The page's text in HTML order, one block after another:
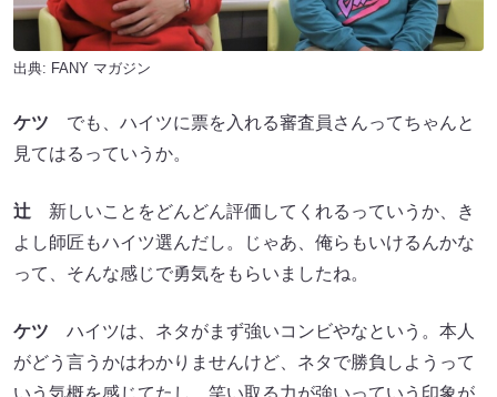
出典: FANY マガジン
ケツ でも、ハイツに票を入れる審査員さんってちゃんと
見てはるっていうか。
辻 新しいことをどんどん評価してくれるっていうか、き
よし師匠もハイツ選んだし。じゃあ、俺らもいけるんかな
って、そんな感じで勇気をもらいましたね。
ケツ ハイツは、ネタがまず強いコンビやなという。本人
がどう言うかはわかりませんけど、ネタで勝負しようって